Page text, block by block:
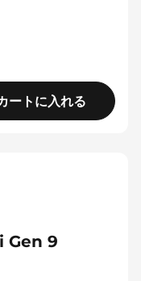
ートに入れる
Gen 9